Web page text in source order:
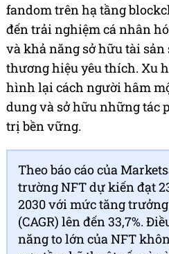
fandom trên hạ tầng
đến trải nghiệm cá nhân
và khả năng sở hữu tài
thương hiệu yêu thích. Xu
hình lại cách người hâm
dung và sở hữu những tác
trị bền vững.
Theo báo cáo của
trường NFT dự kiến đạt
2030 với mức tăng
(CAGR) lên đến 33,7%.
năng to lớn của NFT